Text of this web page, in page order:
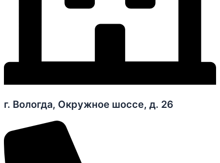
г. Вологда, Окружное шоссе, д. 26